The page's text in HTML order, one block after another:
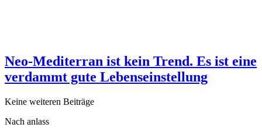
Neo-Mediterran ist kein Trend. Es ist eine
verdammt gute Lebenseinstellung
Keine weiteren Beiträge
Nach anlass